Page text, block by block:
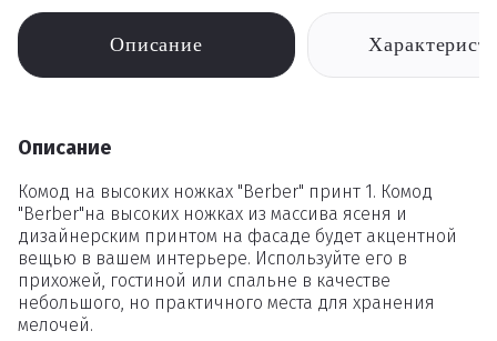
Описание
Описание
Комод на высоких ножках "Berber" принт 1. Комод
"Berber"на высоких ножках из массива ясеня и
дизайнерским принтом на фасаде будет акцентной
вещью в вашем интерьере. Используйте его в
прихожей, гостиной или спальне в качестве
небольшого, но практичного места для хранения
мелочей.